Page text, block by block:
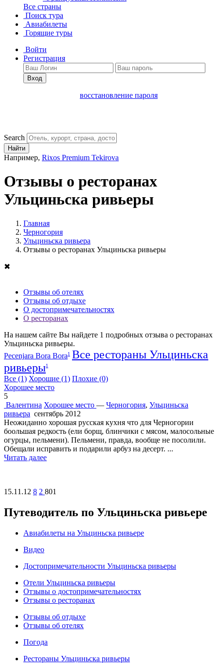
Все страны
Поиск тура
Авиабилеты
Горящие туры
Войти
Регистрация
Вход
восстановление пароля
Search
Найти
Например, Rixos Premium Tekirova
Отзывы о ресторанах
Ульциньска ривьеры
Главная
Черногория
Ульциньска ривьера
Отзывы о ресторанах Ульциньска ривьеры
✖
Отзывы об отелях
Отзывы об отдыхе
О достопримечательностях
О ресторанах
На нашем сайте Вы найдете 1 подробных отзыва о ресторанах
Ульциньска ривьеры.
Pecenjara Bora Bora1 Все рестораны Ульциньска
ривьеры1
Все (1) Хорошие (1) Плохие (0)
Хорошее место
5
Валентина Хорошее место — Черногория, Ульциньска
ривьера сентябрь 2012
Неожиданно хорошая русская кухня что для Черногории
боольшая редкость (ели борщ, блинчики с мясом, малосольные
огурцы, пельмени). Пельмени, правда, вообще не посолили.
Обещали исправить и подарили арбуз на десерт. ...
Читать далее
15.11.12 8 2 801
Путеводитель по Ульциньска ривьере
Авиабилеты на Ульциньска ривьере
Видео
Достопримечательности Ульциньска ривьеры
Отели Ульциньска ривьеры
Отзывы о достопримечательностях
Отзывы о ресторанах
Отзывы об отдыхе
Отзывы об отелях
Погода
Рестораны Ульциньска ривьеры